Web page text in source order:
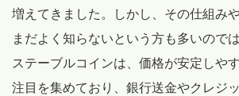
増えてきました。しかし、その仕組み
まだよく知らないという方も多いので
ステーブルコインは、価格が安定しや
注目を集めており、銀行送金やクレジ